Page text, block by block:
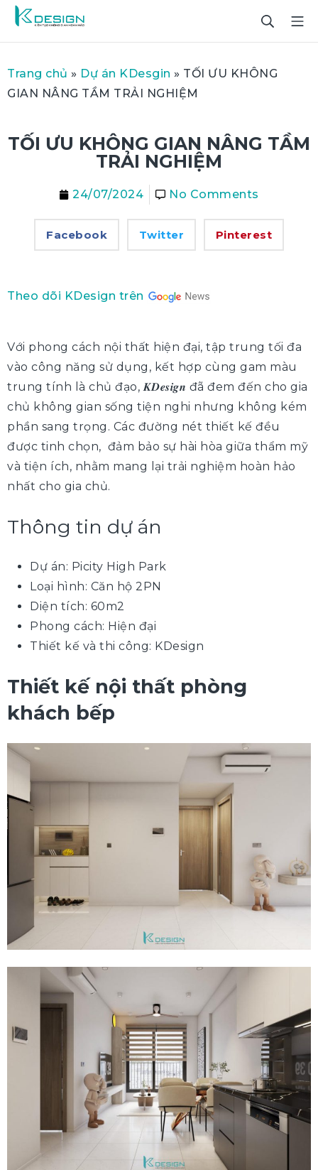
Trang chủ » Dự án KDesgin » TỐI ƯU KHÔNG
GIAN NÂNG TẦM TRẢI NGHIỆM
TỐI ƯU KHÔNG GIAN NÂNG TẦM
TRẢI NGHIỆM
24/07/2024 No Comments
Facebook Twitter Pinterest
Theo dõi KDesign trên
Với phong cách nội thất hiện đại, tập trung tối đa
vào công năng sử dụng, kết hợp cùng gam màu
trung tính là chủ đạo, 𝑲𝑫𝒆𝒔𝒊𝒈𝒏 đã đem đến cho gia
chủ không gian sống tiện nghi nhưng không kém
phần sang trọng. Các đường nét thiết kế đều
được tinh chọn, đảm bảo sự hài hòa giữa thẩm mỹ
và tiện ích, nhằm mang lại trải nghiệm hoàn hảo
nhất cho gia chủ.
Thông tin dự án
Dự án: Picity High Park
Loại hình: Căn hộ 2PN
Diện tích: 60m2
Phong cách: Hiện đại
Thiết kế và thi công: KDesign
Thiết kế nội thất phòng
khách bếp